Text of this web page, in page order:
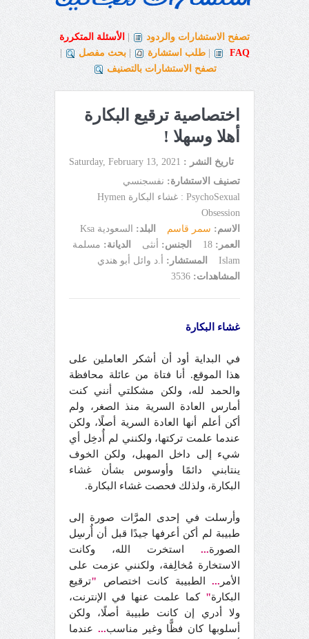
تصفح الاستشارات والردود
الأسئلة المتكررة
FAQ
طلب استشارة بحث مفصل
تصفح الاستشارات بالتصنيف
اختصاصية ترقيع البكارة
أهلا وسهلا !
تاريخ النشر : Saturday, February 13, 2021
تصنيف الاستشارة: نفسجنسي
PsychoSexual : غشاء البكارة Hymen
Obsession
الاسم: سمر قاسم البلد:
السعودية Ksa
العمر: 18 الجنس: أنثى الديانة: مسلمة
Islam
المستشار:
أ.د وائل أبو هندي
المشاهدات: 3536
غشاء البكارة
في البداية أود أن أشكر العاملين على
هذا الموقع. أنا فتاة من عائلة محافظة
والحمد لله، ولكن مشكلتي أنني كنت
أمارس العادة السرية منذ الصغر، ولم
أكن أعلم أنها العادة السرية أصلًا، ولكن
عندما علمت تركتها، ولكنني لم أُدخِل أي
شيء إلى داخل المهبل، ولكن الخوف
ينتابني دائمًا وأوسوس بشأن غشاء
البكارة، ولذلك فحصت غشاء البكارة.
وأرسلت في إحدى المرَّات صورة إلى
طبيبة لم أكن أعرفها جيدًا قبل أن أُرسِل
الصورة... استخرت الله، وكانت
الاستخارة مُخالِفة، ولكنني عزمت على
الأمر ... الطبيبة كانت اختصاص "ترقيع
البكارة" كما علمت عنها في الإنترنت،
ولا أدري إن كانت طبيبة أصلًا، ولكن
أسلوبها كان فظًّا وغير مناسب... عندما